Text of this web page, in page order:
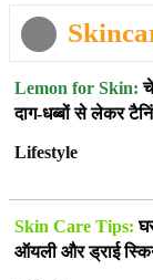
Lemon for Skin:
दाग-धब्बों से लेकर
Lifestyle
Skin Care Tips:
ऑयली और ड्राई